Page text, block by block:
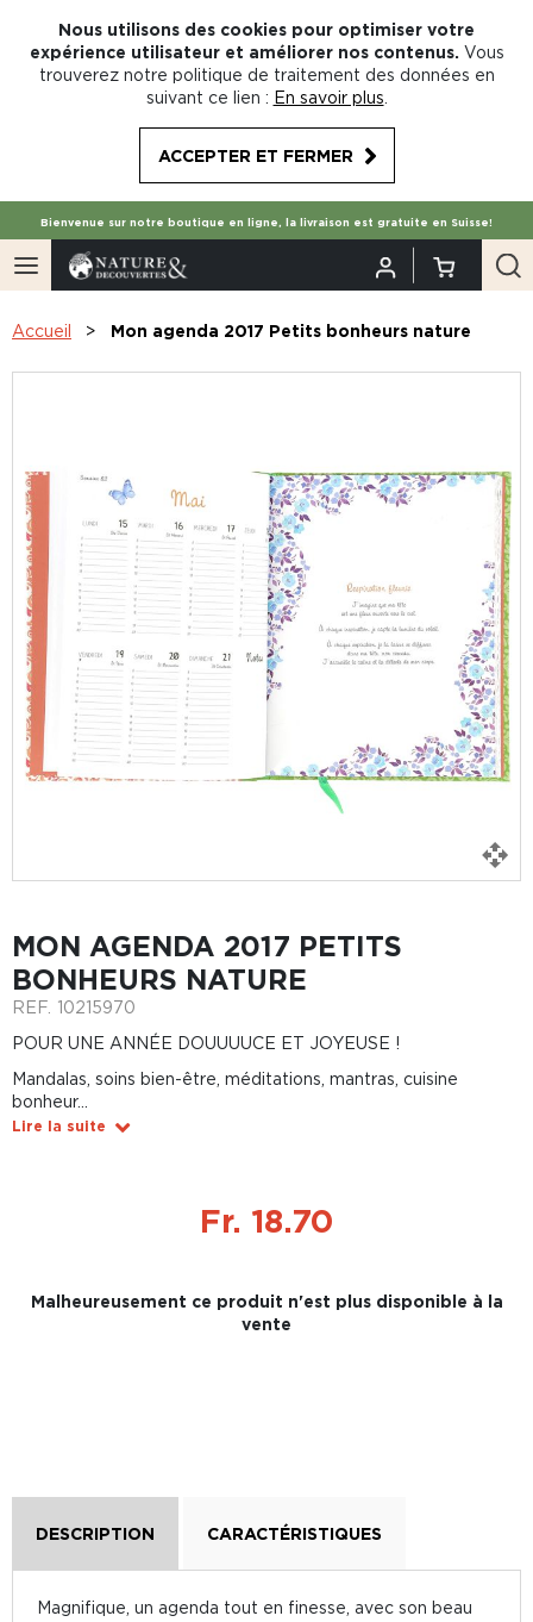
Nous utilisons des cookies pour optimiser votre
expérience utilisateur et améliorer nos contenus. Vous
trouverez notre politique de traitement des données en
suivant ce lien : En savoir plus
ACCEPTER ET FERMER
Bienvenue sur notre boutique en ligne, la livraison est gratuite en Suisse!
Accueil Mon agenda 2017 Petits bonheurs nature
MON AGENDA 2017 PETITS
BONHEURS NATURE
REF. 10215970
POUR UNE ANNÉE DOUUUUCE ET JOYEUSE !
Mandalas, soins bien-être, méditations, mantras, cuisine
bonheur...
Lire la suite
Fr. 18.70
Malheureusement ce produit n'est plus disponible à la
vente
DESCRIPTION CARACTÉRISTIQUES
Magnifique, un agenda tout en finesse, avec son beau